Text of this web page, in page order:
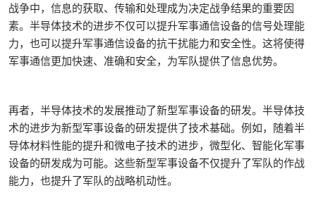
战争中，信息的获取、传输和处理成为决定战争结果的重要因
素。半导体技术的进步不仅可以提升军事通信设备的信号处理能
力，也可以提升军事通信设备的抗干扰能力和安全性。这将使得
军事通信更加快速、准确和安全，为军队提供了信息优势。
再者，半导体技术的发展推动了新型军事设备的研发。半导体技
术的进步为新型军事设备的研发提供了技术基础。例如，随着半
导体材料性能的提升和微电子技术的进步，微型化、智能化军事
设备的研发成为可能。这些新型军事设备不仅提升了军队的作战
能力，也提升了军队的战略机动性。